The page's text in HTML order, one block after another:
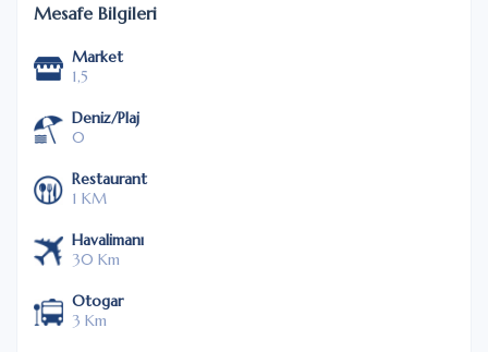
Mesafe Bilgileri
Market
1,5
Deniz/Plaj
0
Restaurant
1 KM
Havalimanı
30 Km
Otogar
3 Km